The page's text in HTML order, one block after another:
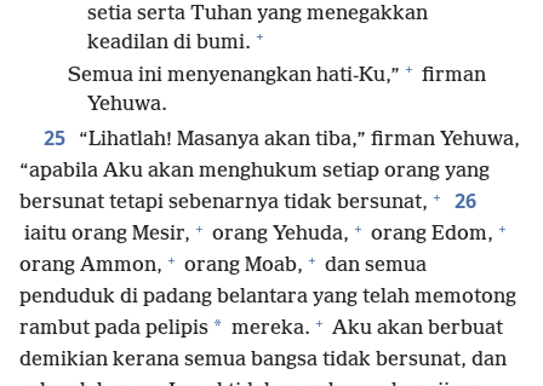
setia serta Tuhan yang menegakkan
keadilan di bumi. +
Semua ini menyenangkan hati-Ku,” + firman
Yehuwa.
25
“Lihatlah! Masanya akan tiba,” firman Yehuwa,
“apabila Aku akan menghukum setiap orang yang
bersunat tetapi sebenarnya tidak bersunat, + 26
iaitu orang Mesir, + orang Yehuda, + orang Edom, +
orang Ammon, + orang Moab, + dan semua
penduduk di padang belantara yang telah memotong
rambut pada pelipis * mereka. + Aku akan berbuat
demikian kerana semua bangsa tidak bersunat, dan